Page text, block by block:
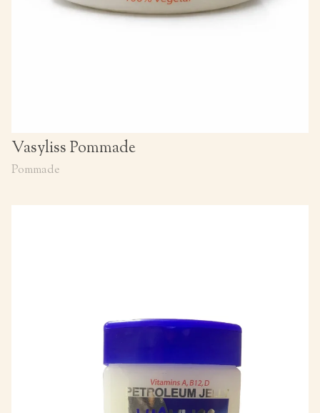
Vasyliss Pommade
Pommade